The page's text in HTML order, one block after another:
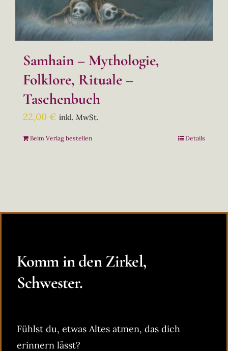
Samhain – Mythologie,
Folklore, Rituale –
Taschenbuch
22,00 € inkl. MwSt.
Beim Verlag bestellen Details
Komm in den Zirkel,
Schwester.
Fühlst du, etwas Altes atmen, das dich
erinnern lässt?